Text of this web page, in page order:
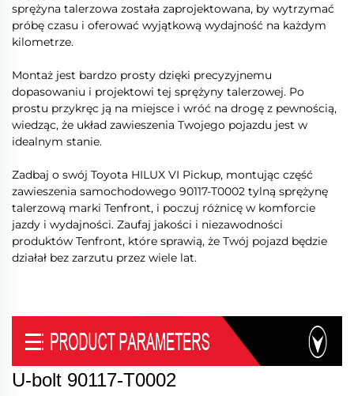
sprężyna talerzowa została zaprojektowana, by wytrzymać
próbę czasu i oferować wyjątkową wydajność na każdym
kilometrze.
Montaż jest bardzo prosty dzięki precyzyjnemu
dopasowaniu i projektowi tej sprężyny talerzowej. Po
prostu przykręc ją na miejsce i wróć na drogę z pewnością,
wiedząc, że układ zawieszenia Twojego pojazdu jest w
idealnym stanie.
Zadbaj o swój Toyota HILUX VI Pickup, montując część
zawieszenia samochodowego 90117-T0002 tylną sprężynę
talerzową marki Tenfront, i poczuj różnicę w komforcie
jazdy i wydajności. Zaufaj jakości i niezawodności
produktów Tenfront, które sprawią, że Twój pojazd będzie
działał bez zarzutu przez wiele lat.
U-bolt 90117-T0002